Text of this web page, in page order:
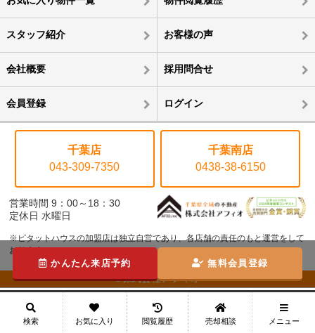
スタッフ紹介 お客様の声
会社概要 採用問合せ
会員登録 ログイン
千葉店
043-309-7350
千葉南店
0438-38-6150
営業時間 9：00～18：30
定休日 水曜日
※ピタットハウスの加盟店は独立自営であり、各店舗の責任のもと運営をして
おります。
©株式会社アフィオ
かんたん来店予約 無料会員登録
検索 お気に入り 閲覧履歴 売却相談 メニュー